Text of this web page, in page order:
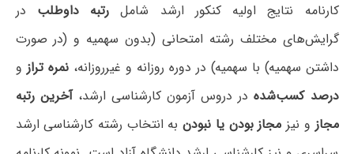
کارنامه نتایج اولیه کنکور ارشد شاملرتبه داوطلب در
گرایش‌های مختلف رشته امتحانی (بدون سهمیه و (در صورت
داشتن سهمیه) با سهمیه) در دوره روزانه و غیرروزانه،نمره تراز و
درصد کسب‌شدهدر دروس آزمون کارشناسی ارشد،آخرین رتبه
مجاز و نیز مجاز بودن یا نبودن به انتخاب رشته کارشناسی ارشد